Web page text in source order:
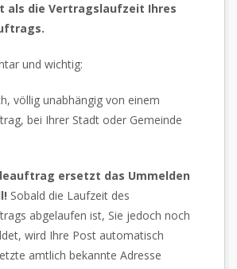
als die Vertragslaufzeit Ihres
und wichtig:
völlig unabhängig von einem
bei Ihrer Stadt oder Gemeinde
ersetzt das Ummelden
Sobald die Laufzeit des
abgelaufen ist, Sie jedoch noch
wird Ihre Post automatisch
amtlich bekannte Adresse